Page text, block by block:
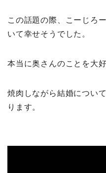
この話題の際、こーじろ
いて幸せそうでした。
本当に奥さんのことを大
焼肉しながら結婚につい
ります。